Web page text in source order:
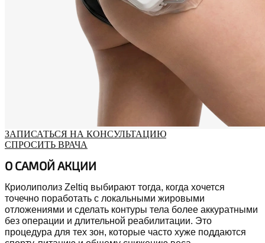
ЗАПИСАТЬСЯ НА КОНСУЛЬТАЦИЮ
СПРОСИТЬ ВРАЧА
О САМОЙ АКЦИИ
Криолиполиз Zeltiq выбирают тогда, когда хочется
точечно поработать с локальными жировыми
отложениями и сделать контуры тела более аккуратными
без операции и длительной реабилитации. Это
процедура для тех зон, которые часто хуже поддаются